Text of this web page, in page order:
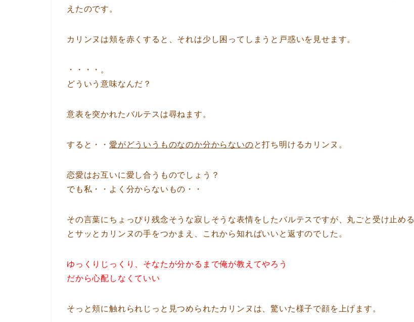
えたのです。
カリンヌは頬を赤くすると、それは少し困ってしまうと戸惑いを見せます。
・・・・。
どういう意味なんだ？
意表を突かれたバルテスは尋ねます。
すると・・ 愛がどういうものなのか分からないのと打ち明けるカリンヌ。
恋愛はお互いに愛し合うものでしょう？
でも私・・よく分からないもの・・
その言葉にちょっぴり残念そうな寂しそうな表情をしたバルテスですが、丸ごと受け止める
とサッとカリンヌの手をつかまえ、これから知ればいいと返すのでした。
ゆっくりじっくり、そなたが分かるまで俺が教えてやろう
だから心配しなくていい
そっと頬に触れられじっと見つめられたカリンヌは、驚いた様子で顔を上げます。